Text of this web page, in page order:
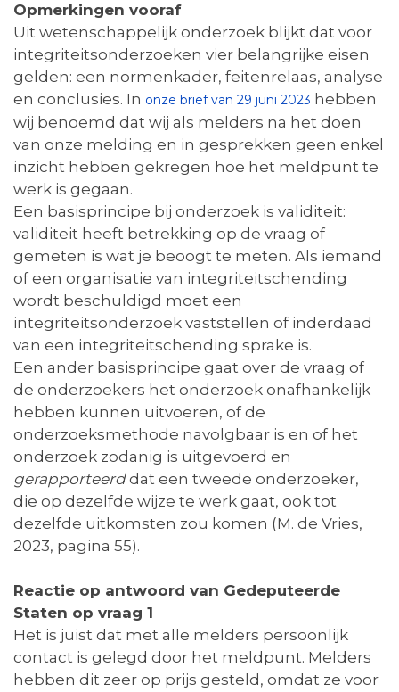
Opmerkingen vooraf
Uit wetenschappelijk onderzoek blijkt dat voor
integriteitsonderzoeken vier belangrijke eisen
gelden: een normenkader, feitenrelaas, analyse
en conclusies. In onze brief van 29 juni 2023 hebben
wij benoemd dat wij als melders na het doen
van onze melding en in gesprekken geen enkel
inzicht hebben gekregen hoe het meldpunt te
werk is gegaan.
Een basisprincipe bij onderzoek is validiteit:
validiteit heeft betrekking op de vraag of
gemeten is wat je beoogt te meten. Als iemand
of een organisatie van integriteitschending
wordt beschuldigd moet een
integriteitsonderzoek vaststellen of inderdaad
van een integriteitschending sprake is.
Een ander basisprincipe gaat over de vraag of
de onderzoekers het onderzoek onafhankelijk
hebben kunnen uitvoeren, of de
onderzoeksmethode navolgbaar is en of het
onderzoek zodanig is uitgevoerd en
gerapporteerddat een tweede onderzoeker,
die op dezelfde wijze te werk gaat, ook tot
dezelfde uitkomsten zou komen (M. de Vries,
2023, pagina 55).
Reactie op antwoord van Gedeputeerde
Staten op vraag 1
Het is juist dat met alle melders persoonlijk
contact is gelegd door het meldpunt. Melders
hebben dit zeer op prijs gesteld, omdat ze voor